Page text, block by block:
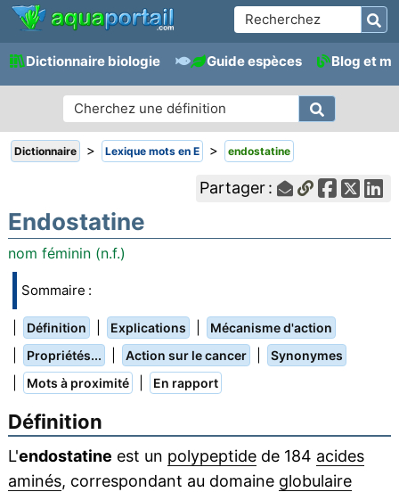
Dictionnaire biologie Guide espèces Blog et
Dictionnaire > Lexique mots en E > endostatine
Partager :
Endostatine
nom féminin (n.f.)
Sommaire :
Définition Explications Mécanisme d'action
Propriétés... Action sur le cancer Synonymes
Mots à proximité En rapport
Définition
L'endostatine est un polypeptidede 184 acides
aminés, correspondant au domaine globulaire